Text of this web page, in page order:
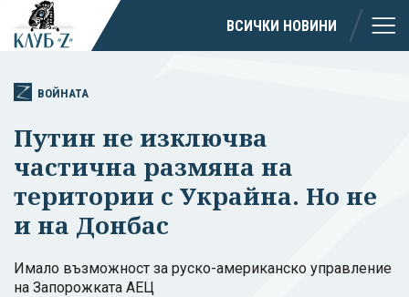
ВСИЧКИ НОВИНИ
ВОЙНАТА
Путин не изключва
частична размяна на
територии с Украйна. Но не
и на Донбас
Имало възможност за руско-американско управление
на Запорожката АЕЦ